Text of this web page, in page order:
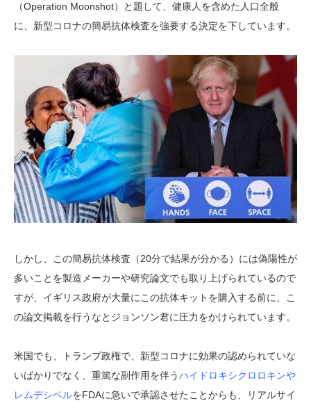
（Operation Moonshot）と題して、健康人を含めた人口全般
に、新型コロナの簡易抗体検査を強要する決定を下しています。
しかし、この簡易抗体検査（20分で結果が分かる）には偽陽性が
多いことを製造メーカーや研究論文でも取り上げられているので
すが、イギリス政府が大量にこの抗体キットを購入する前に、こ
の論文掲載を行うなとジョンソン君に圧力をかけられています。
米国でも、トランプ政権で、新型コロナに効果の認められていな
いばかりでなく、重篤な副作用を伴うハイドロキシクロロキンや
レムデシベルをFDAに急いで承認させたことからも、リアルサイ